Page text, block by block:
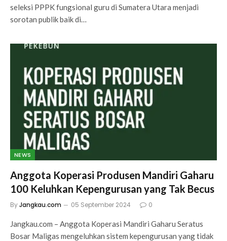
seleksi PPPK fungsional guru di Sumatera Utara menjadi
sorotan publik baik di…
NEWS
Anggota Koperasi Produsen Mandiri Gaharu
100 Keluhkan Kepengurusan yang Tak Becus
ByJangkau.com 05 September 2024 0
Jangkau.com – Anggota Koperasi Mandiri Gaharu Seratus
Bosar Maligas mengeluhkan sistem kepengurusan yang tidak